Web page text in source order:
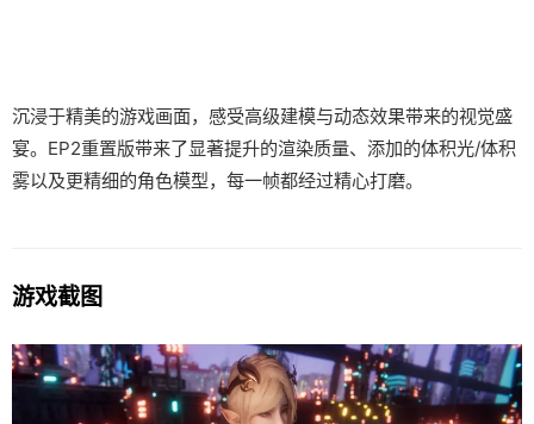
沉浸于精美的游戏画面，感受高级建模与动态效果带来的视觉盛
宴。EP2重置版带来了显著提升的渲染质量、添加的体积光/体积
雾以及更精细的角色模型，每一帧都经过精心打磨。
游戏截图